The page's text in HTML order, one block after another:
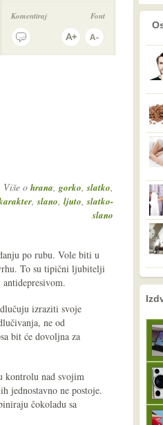
Komentiraj Font
Više o hrana, gorko,slatko,
,slano, ljuto,slatko-
slano
po rubu. Vole biti u
To su tipični ljubitelji
izraziti svoje
ne od
bit će dovoljna za
kontrolu nad svojim
jednostavno ne postoje.
čokoladu sa
prethodno
nema prethodne
sljedeće